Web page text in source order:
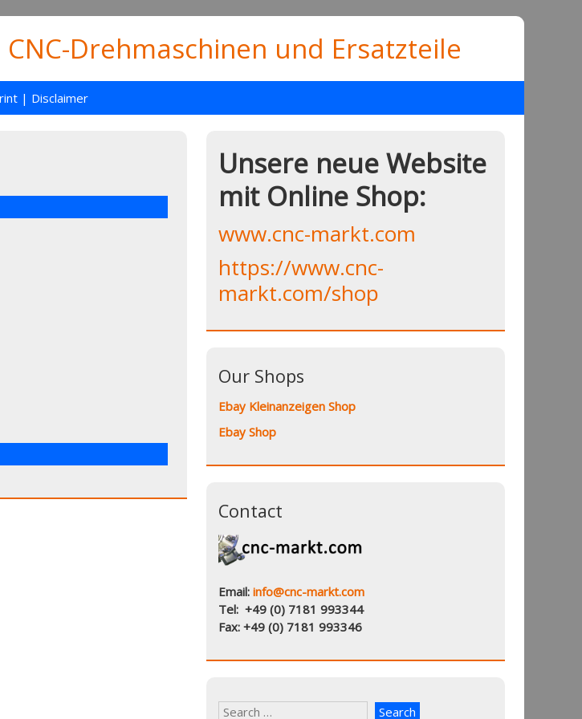
Drehmaschinen und Ersatzteile
| Disclaimer
Unsere neue Website
mit Online Shop:
www.cnc-markt.com
https://www.cnc-
markt.com/shop
Our Shops
Ebay Kleinanzeigen Shop
Ebay Shop
Contact
Email: info@cnc-markt.com
Tel: +49 (0) 7181 993344
Fax: +49 (0) 7181 993346